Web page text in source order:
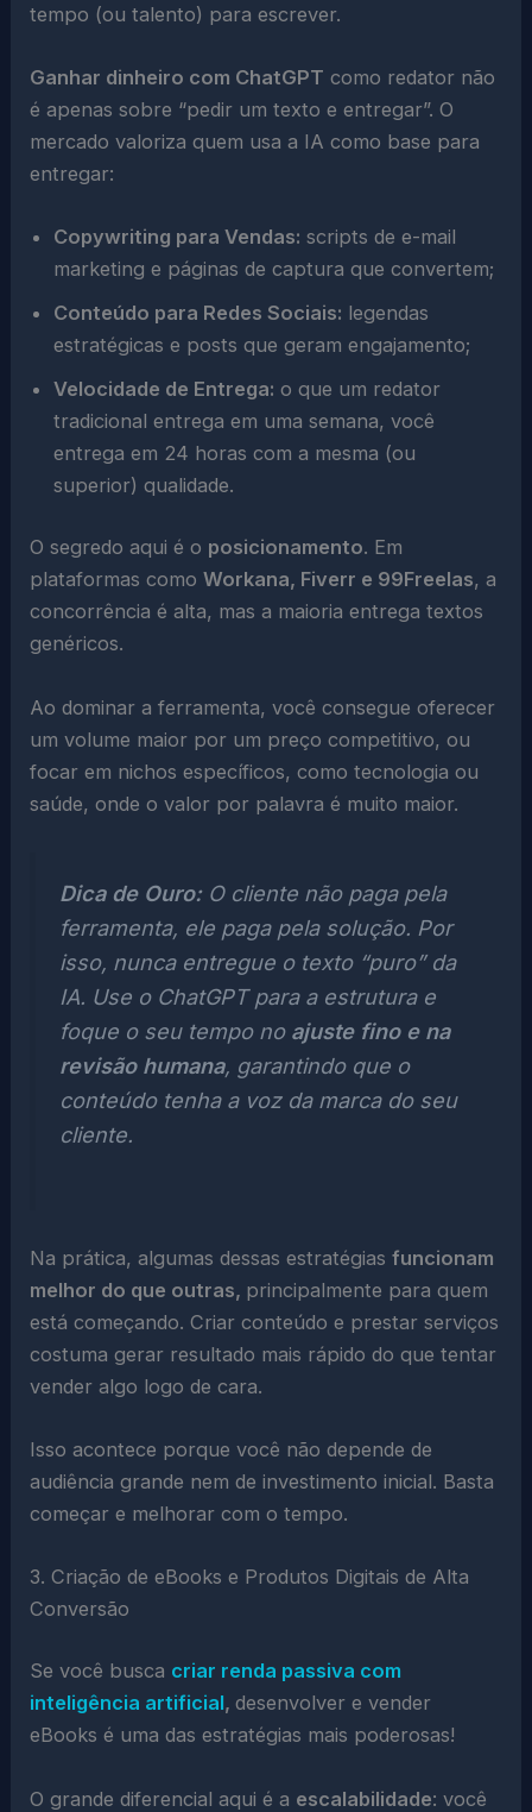
tempo (ou talento) para escrever.
Ganhar dinheiro com ChatGPT como redator não
é apenas sobre “pedir um texto e entregar”. O
mercado valoriza quem usa a IA como base para
entregar:
Copywriting para Vendas: scripts de e-mail
marketing e páginas de captura que convertem;
Conteúdo para Redes Sociais: legendas
estratégicas e posts que geram engajamento;
Velocidade de Entrega: o que um redator
tradicional entrega em uma semana, você
entrega em 24 horas com a mesma (ou
superior) qualidade.
O segredo aqui é o posicionamento. Em
plataformas comoWorkana, Fiverr e 99Freelas, a
concorrência é alta, mas a maioria entrega textos
genéricos.
Ao dominar a ferramenta, você consegue oferecer
um volume maior por um preço competitivo, ou
focar em nichos específicos, como tecnologia ou
saúde, onde o valor por palavra é muito maior.
Dica de Ouro:O cliente não paga pela
ferramenta, ele paga pela solução. Por
isso, nunca entregue o texto “puro” da
IA. Use o ChatGPT para a estrutura e
foque o seu tempo no ajuste fino e na
revisão humana, garantindo que o
conteúdo tenha a voz da marca do seu
cliente.
Na prática, algumas dessas estratégiasfuncionam
melhor do que outras, principalmente para quem
está começando. Criar conteúdo e prestar serviços
costuma gerar resultado mais rápido do que tentar
vender algo logo de cara.
Isso acontece porque você não depende de
audiência grande nem de investimento inicial. Basta
começar e melhorar com o tempo.
3. Criação de eBooks e Produtos Digitais de Alta
Conversão
Se você busca criar renda passiva com
inteligência artificial,desenvolver e vender
eBooks é uma das estratégias mais poderosas!
O grande diferencial aqui é a escalabilidade: você